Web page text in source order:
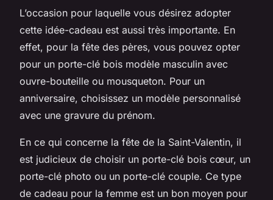
L’occasion pour laquelle vous désirez adopter
cette idée-cadeau est aussi très importante. En
effet, pour la fête des pères, vous pouvez opter
pour un porte-clé bois modèle masculin avec
ouvre-bouteille ou mousqueton. Pour un
anniversaire, choisissez un modèle personnalisé
avec une gravure du prénom.
En ce qui concerne la fête de la Saint-Valentin, il
est judicieux de choisir un porte-clé bois cœur, un
porte-clé photo ou un porte-clé couple. Ce type
de cadeau pour la femme est un bon moyen pour